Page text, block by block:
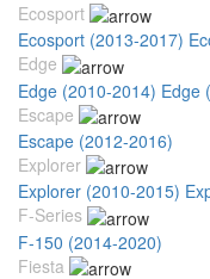
Ecosport
Ecosport (2013-2017)
Edge
Edge (2010-2014) Edge
Escape
Escape (2012-2016)
Explorer
Explorer (2010-2015)
F-Series
F-150 (2014-2020)
Fiesta